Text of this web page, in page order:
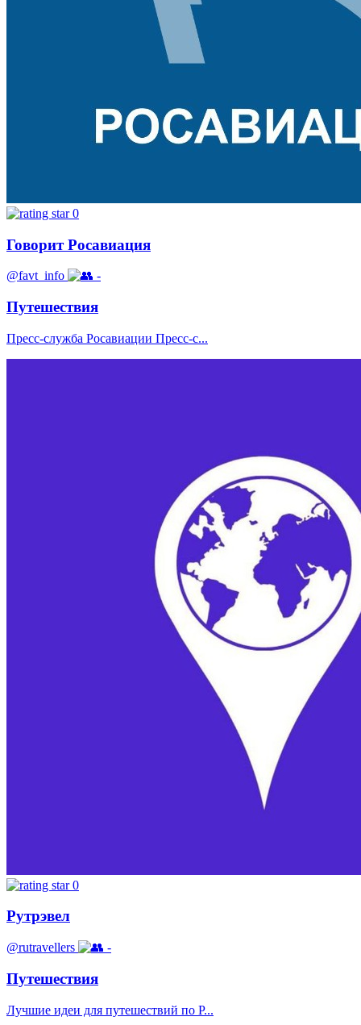
0
Говорит Росавиация
@favt_info -
Путешествия
Пресс-служба Росавиации Пресс-с...
0
Рутрэвел
@rutravellers -
Путешествия
Лучшие идеи для путешествий по Р...